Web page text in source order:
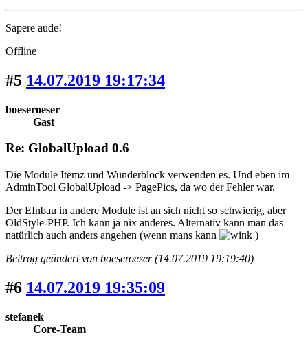
Sapere aude!
Offline
#5 14.07.2019 19:17:34
boeseroeser
Gast
Re: GlobalUpload 0.6
Die Module Itemz und Wunderblock verwenden es. Und eben im
AdminTool GlobalUpload -> PagePics, da wo der Fehler war.
Der EInbau in andere Module ist an sich nicht so schwierig, aber
OldStyle-PHP. Ich kann ja nix anderes. Alternativ kann man das
natürlich auch anders angehen (wenn mans kann
)
Beitrag geändert von boeseroeser (14.07.2019 19:19:40)
#6 14.07.2019 19:35:09
stefanek
Core-Team